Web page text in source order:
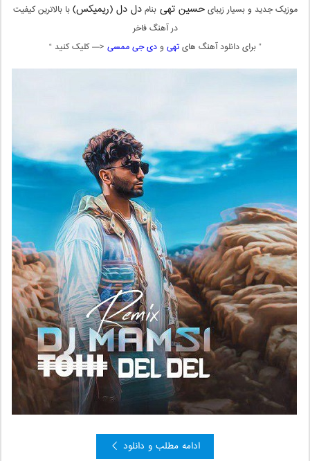
موزیک جدید و بسیار زیبایحسین تهیبنام دل دل (ریمیکس)با بالاترین کیفیت
در آهنگ فاخر
” برای دانلود آهنگ هایتهی ودی جی ممسی <— کلیک کنید “
ادامه مطلب و دانلود